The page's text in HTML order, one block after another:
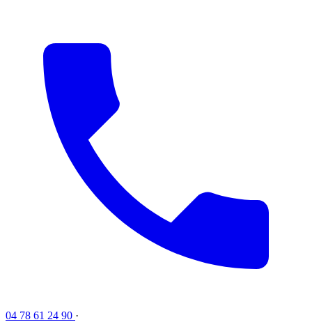
04 78 61 24 90 ·